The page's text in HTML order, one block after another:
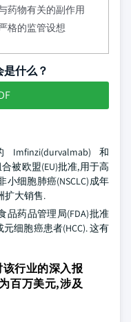
药物有关的副作用
格的监管设想
什么？
和
被欧盟(EU)批准,用于高
小细胞肺癌(NSCLC)成年
扩大销售.
品药品管理局(FDA)批准
细胞癌患者(HCC). 这有
行业的深入报
百万美元,涉及